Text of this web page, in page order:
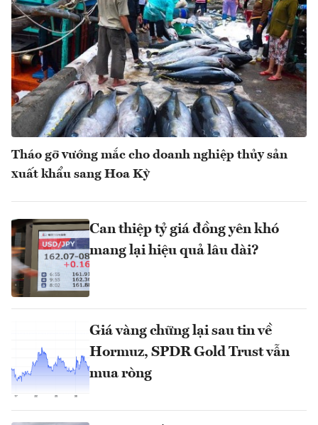
Tháo gỡ vướng mắc cho doanh nghiệp thủy sản
xuất khẩu sang Hoa Kỳ
Can thiệp tỷ giá đồng yên khó
mang lại hiệu quả lâu dài?
Giá vàng chững lại sau tin về
Hormuz, SPDR Gold Trust vẫn
mua ròng